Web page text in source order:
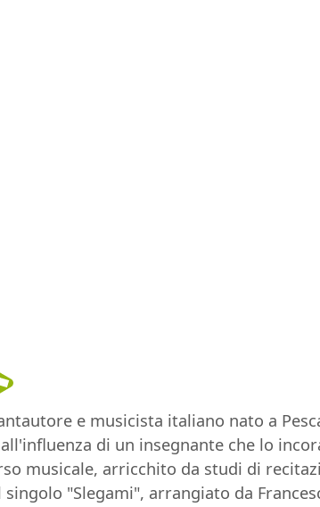
e musicista italiano nato a
di un insegnante che lo
musicale, arricchito da studi di
"Slegami", arrangiato da